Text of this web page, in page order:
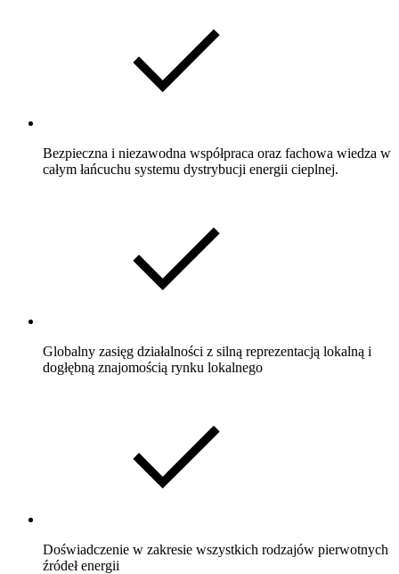
Bezpieczna i niezawodna współpraca oraz fachowa wiedza w
całym łańcuchu systemu dystrybucji energii cieplnej.
Globalny zasięg działalności z silną reprezentacją lokalną i
dogłębną znajomością rynku lokalnego
Doświadczenie w zakresie wszystkich rodzajów pierwotnych
źródeł energii